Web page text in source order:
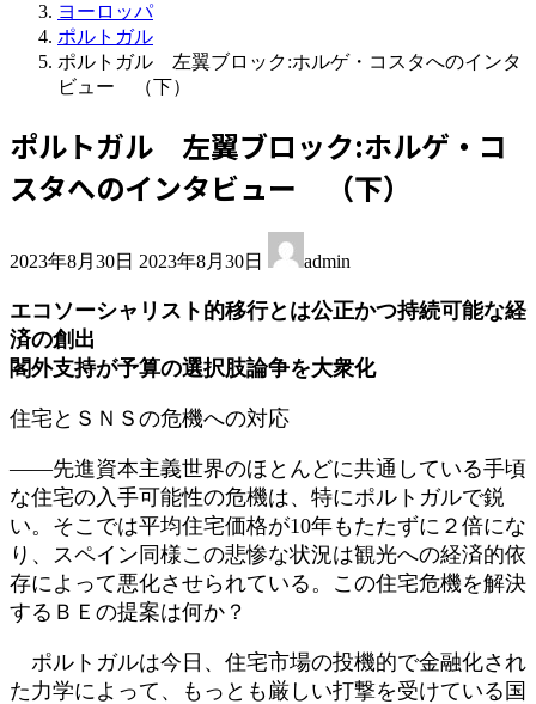
ヨーロッパ
ポルトガル
ポルトガル 左翼ブロック:ホルゲ・コスタへのインタ
ビュー （下）
ポルトガル 左翼ブロック:ホルゲ・コ
スタへのインタビュー （下）
2023年8月30日 終
新
時
2023年8月30日 admin
エコソーシャリスト的移行とは公正かつ持続可能な経
済の創出
閣外支持が予算の選択肢論争を大衆化
住宅とＳＮＳの危機への対応
――先進資本主義世界のほとんどに共通している手頃
な住宅の入手可能性の危機は、特にポルトガルで鋭
い。そこでは平均住宅価格が10年もたたずに２倍にな
り、スペイン同様この悲惨な状況は観光への経済的依
存によって悪化させられている。この住宅危機を解決
するＢＥの提案は何か？
ポルトガルは今日、住宅市場の投機的で金融化され
た力学によって、もっとも厳しい打撃を受けている国